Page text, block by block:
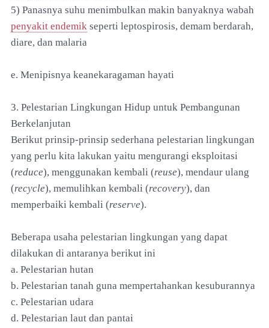
5) Panasnya suhu menimbulkan makin banyaknya wabah
penyakit endemik seperti leptospirosis, demam berdarah,
diare, dan malaria
e. Menipisnya keanekaragaman hayati
3. Pelestarian Lingkungan Hidup untuk Pembangunan
Berkelanjutan
Berikut prinsip-prinsip sederhana pelestarian lingkungan
yang perlu kita lakukan yaitu mengurangi eksploitasi
(reduce), menggunakan kembali (reuse), mendaur ulang
(recycle), memulihkan kembali (recovery), dan
memperbaiki kembali (reserve).
Beberapa usaha pelestarian lingkungan yang dapat
dilakukan di antaranya berikut ini
a. Pelestarian hutan
b. Pelestarian tanah guna mempertahankan kesuburannya
c. Pelestarian udara
d. Pelestarian laut dan pantai